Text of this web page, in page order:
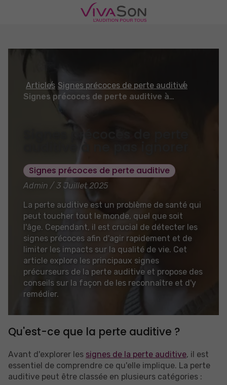
Articles Signes précoces de perte auditive
Signes précoces de perte auditive à ne pas ignorer
auditive à ne pas ignorer
Signes précoces de perte auditive
Admin / 3 Juillet 2025
La perte auditive est un problème de santé qui
peut toucher tout le monde, quel que soit
l'âge. Cependant, il est crucial de détecter les
signes précoces afin d'agir rapidement et de
limiter les impacts sur la qualité de vie. Cet
article explore les principaux signes
précurseurs de la perte auditive et propose des
conseils sur la façon de les reconnaître et d'y
remédier.
Qu'est-ce que la perte auditive ?
Avant d'explorer les signes de la perte auditive, il est
essentiel de comprendre ce qu'elle implique. La perte
auditive peut être classée en plusieurs catégories :